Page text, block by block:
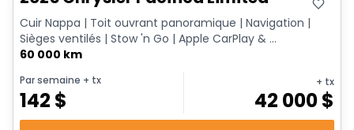
Cuir Nappa | Toit ouvrant panoramique | Navigation |
Sièges ventilés | Stow 'n Go | Apple CarPlay & ...
60 000 km
Par semaine + tx
142 $
+ tx
42 000$